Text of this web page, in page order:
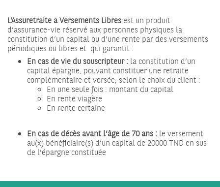
L’Assuretraite à Versements Libres est un produit
d’assurance-vie réservé aux personnes physiques la
constitution d’un capital ou d’une rente par des versements
périodiques ou libres et qui garantit :
En cas de vie du souscripteur : la constitution d’un
capital épargne, pouvant constituer une retraite
complémentaire et versée, selon le choix du client :
En une seule fois : montant du capital
En rente viagère
En rente certaine
En cas de décès avant l’âge de 70 ans : le versement
au(x) bénéficiaire(s) d’un capital de 20000 TND en sus
de l’épargne constituée